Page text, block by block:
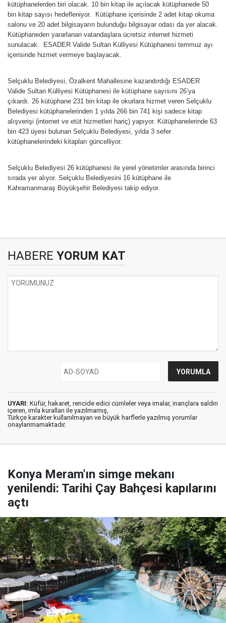
kütüphanelerden biri olacak. 10 bin kitap ile açılacak kütüphanede 50
bin kitap sayısı hedefleniyor. Kütüphane içerisinde 2 adet kitap okuma
salonu ve 20 adet bilgisayarın bulunduğu bilgisayar odası da yer alacak.
Kütüphaneden yararlanan vatandaşlara ücretsiz internet hizmeti
sunulacak. ESADER Valide Sultan Külliyesi Kütüphanesi temmuz ayı
içerisinde hizmet vermeye başlayacak.
Selçuklu Belediyesi, Özalkent Mahallesine kazandırdığı ESADER
Valide Sultan Külliyesi Kütüphanesi ile kütüphane sayısını 26’ya
çıkardı. 26 kütüphane 231 bin kitap ile okurlara hizmet veren Selçuklu
Belediyesi kütüphanelerinden 1 yılda 266 bin 741 kişi sadece kitap
alışverişi (internet ve etüt hizmetleri hariç) yapıyor. Kütüphanelerinde 63
bin 423 üyesi bulunan Selçuklu Belediyesi, yılda 3 sefer
kütüphanelerindeki kitapları güncelliyor.
Selçuklu Belediyesi 26 kütüphanesi ile yerel yönetimler arasında birinci
sırada yer alıyor. Selçuklu Belediyesini 16 kütüphane ile
Kahramanmaraş Büyükşehir Belediyesi takip ediyor.
HABERE YORUM KAT
UYARI: Küfür, hakaret, rencide edici cümleler veya imalar, inançlara saldırı
içeren, imla kuralları ile yazılmamış,
Türkçe karakter kullanılmayan ve büyük harflerle yazılmış yorumlar
onaylanmamaktadır.
Konya Meram'ın simge mekanı
yenilendi: Tarihi Çay Bahçesi kapılarını
açtı